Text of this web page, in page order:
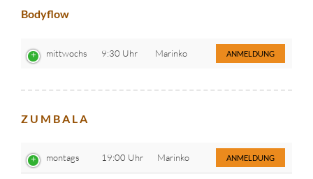
Bodyflow
mittwochs 9:30 Uhr Marinko ANMELDUNG
Z U M B A L A
montags 19:00 Uhr Marinko ANMELDUNG